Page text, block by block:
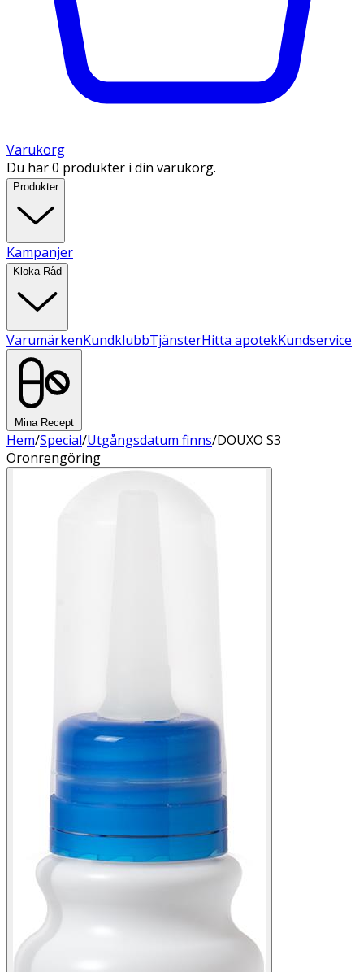
Varukorg
Du har 0 produkter i din varukorg.
Produkter
Kampanjer
Kloka Råd
VarumärkenKundklubbTjänsterHitta apotekKundservice
Mina Recept
Hem/Special/Utgångsdatum finns/DOUXO S3
Öronrengöring